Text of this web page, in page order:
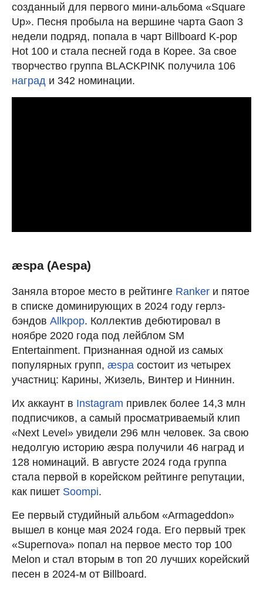
созданный для первого мини-альбома «Square
Up». Песня пробыла на вершине чарта Gaon 3
недели подряд, попала в чарт Billboard K-pop
Hot 100 и стала песней года в Корее. За свое
творчество группа BLACKPINK получила 106
наград и 342 номинации.
æspa (Aespa)
Заняла второе место в рейтинге Ranker и пятое
в списке доминирующих в 2024 году герлз-
бэндов Allkpop. Коллектив дебютировал в
ноябре 2020 года под лейблом SM
Entertainment. Признанная одной из самых
популярных групп, æspa состоит из четырех
участниц: Карины, Жизель, Винтер и Ниннин.
Их аккаунт в Instagram привлек более 14,3 млн
подписчиков, а самый просматриваемый клип
«Next Level» увидели 296 млн человек. За свою
недолгую историю æspa получили 46 наград и
128 номинаций. В августе 2024 года группа
стала первой в корейском рейтинге репутации,
как пишет Soompi.
Ее первый студийный альбом «Armageddon»
вышел в конце мая 2024 года. Его первый трек
«Supernova» попал на первое место тop 100
Melon и стал вторым в топ 20 лучших корейский
песен в 2024-м от Billboard.